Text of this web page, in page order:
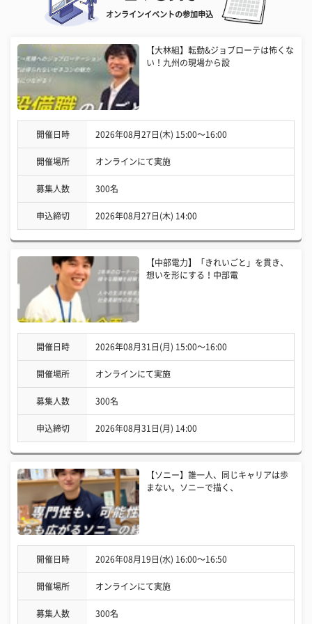
オンラインイベントの参加申込
【大林組】転勤&ジョブローテは怖くな
い！九州の現場から設
開催日時 2026年08月27日(木) 15:00〜16:00
開催場所 オンラインにて実施
募集人数 300名
申込締切 2026年08月27日(木) 14:00
【中部電力】「きれいごと」を貫き、
想いを形にする！中部電
開催日時 2026年08月31日(月) 15:00〜16:00
開催場所 オンラインにて実施
募集人数 300名
申込締切 2026年08月31日(月) 14:00
【ソニー】誰一人、同じキャリアは歩
まない。ソニーで描く、
開催日時 2026年08月19日(水) 16:00〜16:50
開催場所 オンラインにて実施
募集人数 300名